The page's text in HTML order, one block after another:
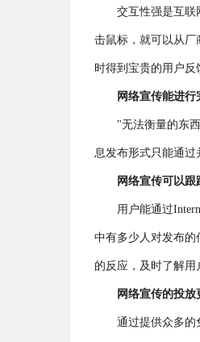
交互性强是互联
击鼠标，就可以从
时得到宝贵的用户反
网络宣传能进行
"无法衡量的东
息发布形式只能通过
网络宣传可以
用户能通过
中有多少人对发布的
的反应，及时了解用
网络宣传的投放
通过提供众多的